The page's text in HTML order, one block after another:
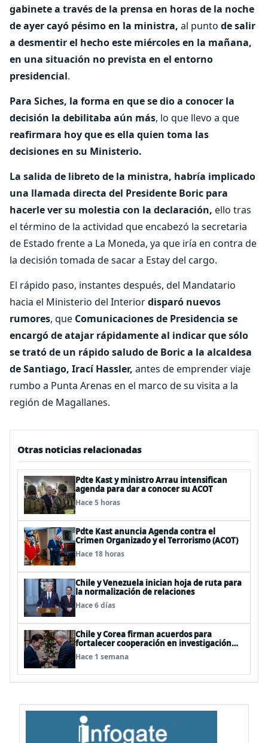
gabinete a través de la prensa en horas de la noche
de ayer cayó pésimo en la ministra, al punto de salir
a desmentir el hecho este miércoles en la mañana,
en una situación no prevista en el entorno
presidencial.
Para Siches, la forma en que se dio a conocer la
decisión la debilitaba aún más, lo que llevo a que
reafirmara hoy que es ella quien toma las
decisiones en su Ministerio.
La salida de libreto de la ministra, habría implicado
una llamada directa del Presidente Boric para
hacerle ver su molestia con la declaración, ello tras
el término de la actividad que encabezó la secretaria
de Estado frente a La Moneda, ya que iría en contra de
la decisión tomada de sacar a Estay del cargo.
El rápido paso, instantes después, del Mandatario
hacia el Ministerio del Interiordisparó nuevos
rumores, que Comunicaciones de Presidencia se
encargó de atajar rápidamente al indicar que sólo
se trató de un rápido saludo de Boric a la alcaldesa
de Santiago, Irací Hassler, antes de emprender viaje
rumbo a Punta Arenas en el marco de su visita a la
región de Magallanes.
Otras noticias relacionadas
Pdte Kast y ministro Arrau intensifican
agenda para dar a conocer su ACOT
Hace 5 horas
Pdte Kast anuncia Agenda contra el
Crimen Organizado y el Terrorismo (ACOT)
Hace 18 horas
Chile y Venezuela inician hoja de ruta para
la normalización de relaciones
Hace 6 días
Chile y Corea firman acuerdos para
fortalecer cooperación en investigación
antártica, minería, seguridad
Hace 1 semana